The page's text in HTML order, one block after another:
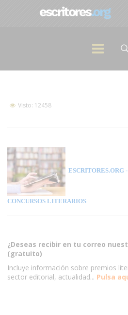
Visto: 12458
ESCRITORES.ORG
CONCURSOS LITERARIOS
¿Deseas recibir en tu correo
(gratuito)
Incluye información sobre premios
sector editorial, actualidad... Pulsa